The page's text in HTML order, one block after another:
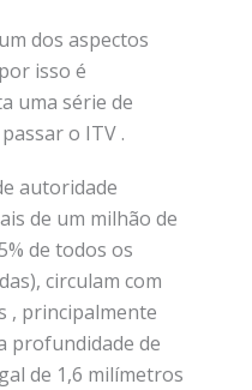
dos aspectos
isso é
uma série de
o ITV .
autoridade
de um milhão de
de todos os
circulam com
, principalmente
profundidade de
de 1,6 milímetros